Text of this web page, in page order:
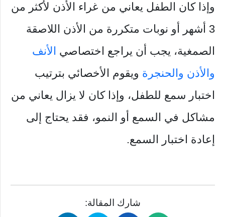
وإذا كان الطفل يعاني من غراء الأذن لأكثر من
3 أشهر أو نوبات متكررة من الأذن اللاصقة
الصمغية، يجب أن يراجع اختصاصي الأنف
والأذن والحنجرة ويقوم الأخصائي بترتيب
اختبار سمع للطفل، وإذا كان لا يزال يعاني من
مشاكل في السمع أو النمو، فقد يحتاج إلى
إعادة اختبار السمع.
شارك المقالة: